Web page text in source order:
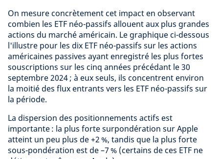
On mesure concrètement cet impact en observant
combien les ETF néo-passifs allouent aux plus grandes
actions du marché américain. Le graphique ci-dessous
l'illustre pour les dix ETF néo-passifs sur les actions
américaines passives ayant enregistré les plus fortes
souscriptions sur les cinq années précédant le 30
septembre 2024 ; à eux seuls, ils concentrent environ
la moitié des flux entrants vers les ETF néo-passifs sur
la période.
La dispersion des positionnements actifs est
importante : la plus forte surpondération sur Apple
atteint un peu plus de +2 %, tandis que la plus forte
sous-pondération est de –7 % (certains de ces ETF ne